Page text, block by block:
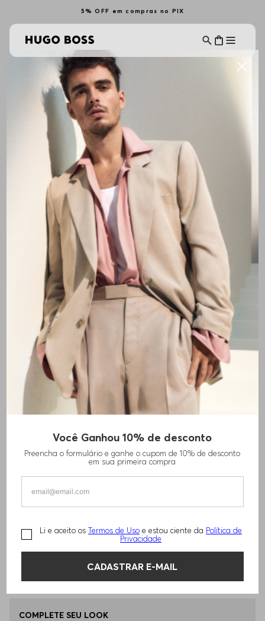
5% OFF em compras no PIX
Você Ganhou 10% de desconto
Preencha o formulário e ganhe o cupom de 10% de desconto
em sua primeira compra
Li e aceito os Termos de Uso e estou ciente da Política de
Privacidade
CADASTRAR E-MAIL
MOCHILA INFANTIL COM LOGO
890,00
TAMANHO -ÚNICO Informações do Tamanho
Qual o seu Tamanho? Tabela de Tamanhos
ÚNICO Apenas1no estoque
ADICIONAR AO CARRINHO
Encontre uma Loja
COMPLETE SEU LOOK